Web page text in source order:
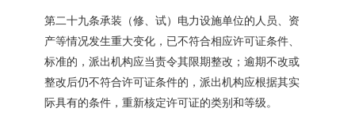
第二十九条承装（修、试）电力设施单位的人员、资
产等情况发生重大变化，已不符合相应许可证条件、
标准的，派出机构应当责令其限期整改；逾期不改或
整改后仍不符合许可证条件的，派出机构应根据其实
际具有的条件，重新核定许可证的类别和等级。